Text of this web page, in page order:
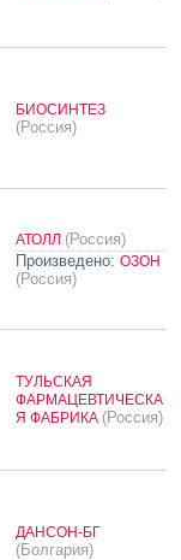
БИОСИНТЕЗ
(Россия)
АТОЛЛ (Россия)
Произведено: ОЗОН
(Россия)
ТУЛЬСКАЯ
ФАРМАЦЕВТИЧЕСКА
Я ФАБРИКА (Россия)
ДАНСОН-БГ
(Болгария)